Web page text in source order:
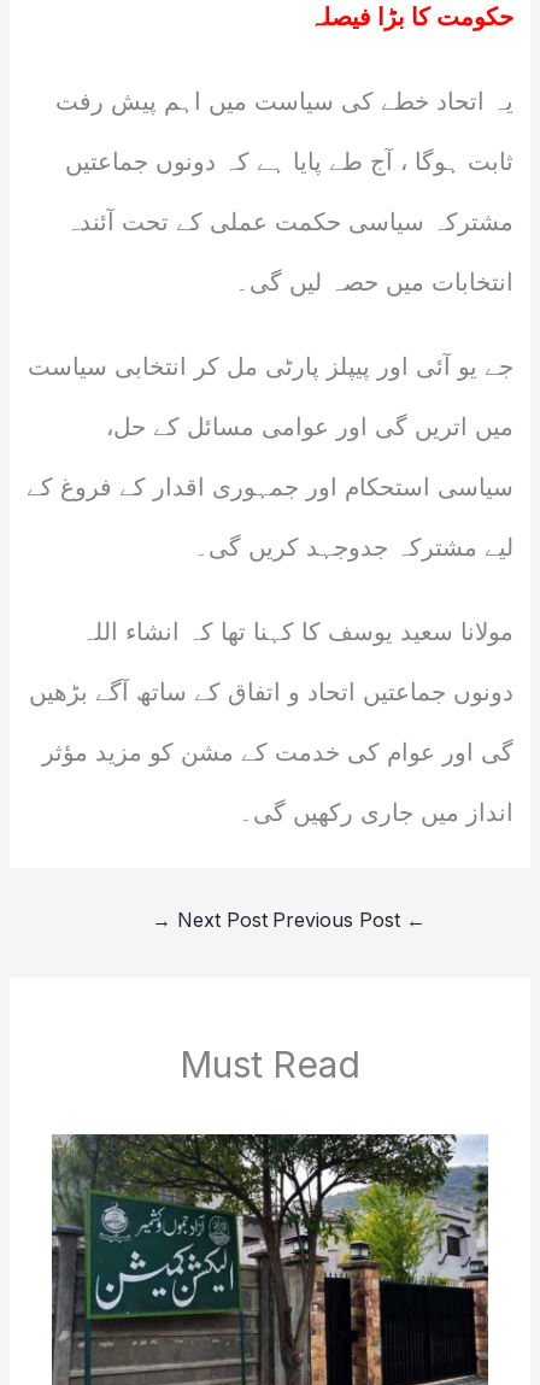
حکومت کا بڑا فیصلہ
یہ اتحاد خطے کی سیاست میں اہم پیش رفت
ثابت ہوگا ، آج طے پایا ہے کہ دونوں جماعتیں
مشترکہ سیاسی حکمت عملی کے تحت آئندہ
انتخابات میں حصہ لیں گی۔
جے یو آئی اور پیپلز پارٹی مل کر انتخابی سیاست
میں اتریں گی اور عوامی مسائل کے حل،
سیاسی استحکام اور جمہوری اقدار کے فروغ کے
لیے مشترکہ جدوجہد کریں گی۔
مولانا سعید یوسف کا کہنا تھا کہ انشاء اللہ
دونوں جماعتیں اتحاد و اتفاق کے ساتھ آگے بڑھیں
گی اور عوام کی خدمت کے مشن کو مزید مؤثر
انداز میں جاری رکھیں گی۔
←
Next Post
→
Must Read